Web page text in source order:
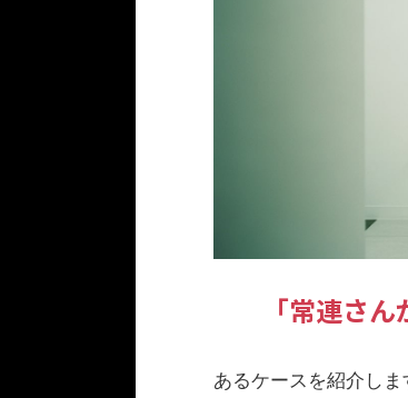
「常連さ
あるケースを紹介し